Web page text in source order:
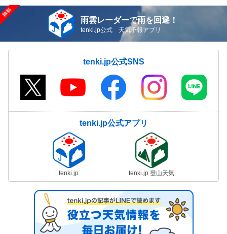
雨雲レーダーで雨を回避！
tenki.jp公式 天気予報アプリ
tenki.jp公式SNS
tenki.jp公式アプリ
tenki.jp tenki.jp 登山天気